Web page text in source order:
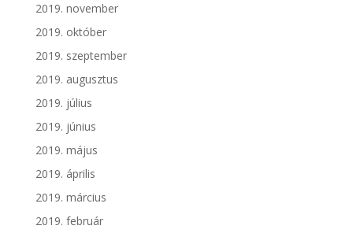
2019. november
2019. október
2019. szeptember
2019. augusztus
2019. július
2019. június
2019. május
2019. április
2019. március
2019. február